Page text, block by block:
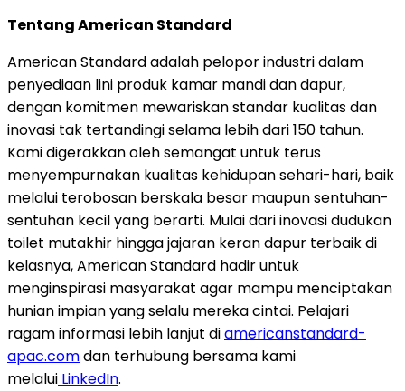
Tentang American Standard
American Standard adalah pelopor industri dalam
penyediaan lini produk kamar mandi dan dapur,
dengan komitmen mewariskan standar kualitas dan
inovasi tak tertandingi selama lebih dari 150 tahun.
Kami digerakkan oleh semangat untuk terus
menyempurnakan kualitas kehidupan sehari-hari, baik
melalui terobosan berskala besar maupun sentuhan-
sentuhan kecil yang berarti. Mulai dari inovasi dudukan
toilet mutakhir hingga jajaran keran dapur terbaik di
kelasnya, American Standard hadir untuk
menginspirasi masyarakat agar mampu menciptakan
hunian impian yang selalu mereka cintai. Pelajari
ragam informasi lebih lanjut diamericanstandard-
apac.comdan terhubung bersama kami
melalui LinkedIn.